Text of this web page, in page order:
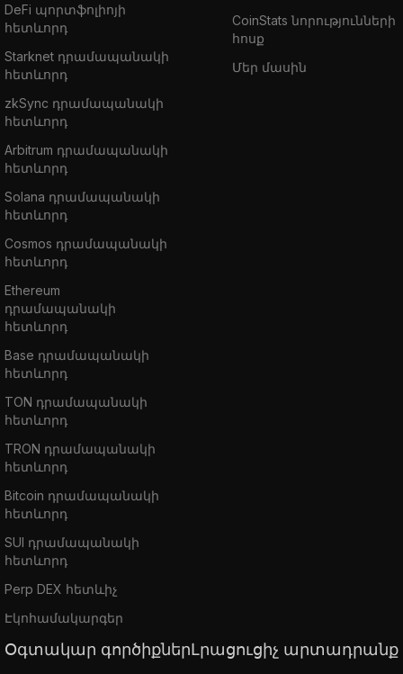
DeFi պորտֆոլիոյի
հետևորդ
Starknet դրամապանակի
հետևորդ
zkSync դրամապանակի
հետևորդ
Arbitrum դրամապանակի
հետևորդ
Solana դրամապանակի
հետևորդ
Cosmos դրամապանակի
հետևորդ
Ethereum
դրամապանակի
հետևորդ
Base դրամապանակի
հետևորդ
TON դրամապանակի
հետևորդ
TRON դրամապանակի
հետևորդ
Bitcoin դրամապանակի
հետևորդ
SUI դրամապանակի
հետևորդ
Perp DEX հետևիչ
Էկոհամակարգեր
CoinStats նորությունների
հոսք
Մեր մասին
Օգտակար գործիքներ Լրացուցիչ արտադրանք